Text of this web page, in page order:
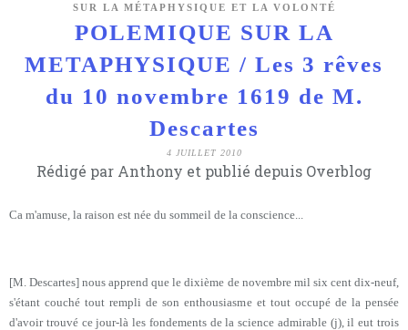
SUR LA MÉTAPHYSIQUE ET LA VOLONTÉ
POLEMIQUE SUR LA
METAPHYSIQUE / Les 3 rêves
du 10 novembre 1619 de M.
Descartes
4 JUILLET 2010
Rédigé par Anthony et publié depuis Overblog
Ca m'amuse, la raison est née du sommeil de la conscience...
[M. Descartes] nous apprend que le dixième de novembre mil six cent dix-neuf,
s'étant couché tout rempli de son enthousiasme et tout occupé de la pensée
d'avoir trouvé ce jour-là les fondements de la science admirable (j), il eut trois